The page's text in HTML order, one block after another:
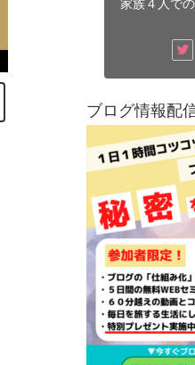
家族４人で
ブログ情報配